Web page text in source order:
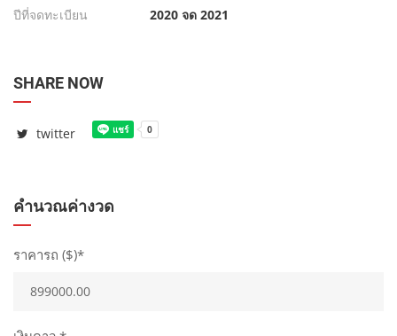
ปีที่จดทะเบียน 2020 จด 2021
SHARE NOW
twitter
คำนวณค่างวด
ราคารถ ($)*